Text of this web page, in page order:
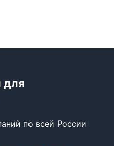
для
по всей России